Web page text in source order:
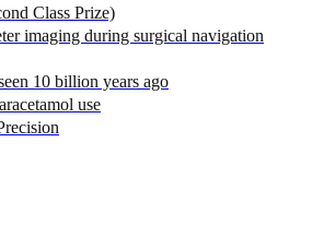
Class Prize)
imaging during surgical navigation
10 billion years ago
use